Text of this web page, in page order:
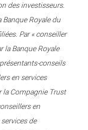
des investisseurs.
Banque Royale du
Par « conseiller
la Banque Royale
conseils
en services
la Compagnie Trust
en
de